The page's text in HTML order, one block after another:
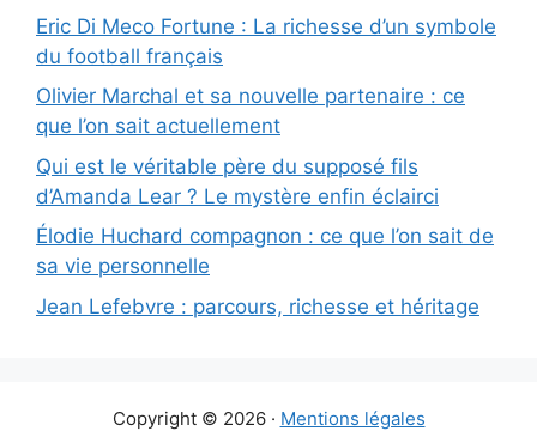
Eric Di Meco Fortune : La richesse d’un symbole
du football français
Olivier Marchal et sa nouvelle partenaire : ce
que l’on sait actuellement
Qui est le véritable père du supposé fils
d’Amanda Lear ? Le mystère enfin éclairci
Élodie Huchard compagnon : ce que l’on sait de
sa vie personnelle
Jean Lefebvre : parcours, richesse et héritage
Copyright © 2026 · Mentions légales